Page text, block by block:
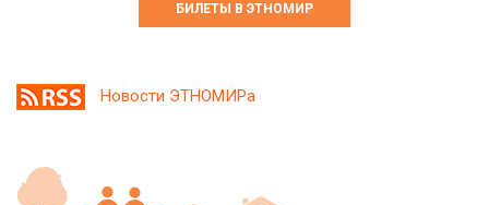
БИЛЕТЫ В ЭТНОМИР
Новости ЭТНОМИРа